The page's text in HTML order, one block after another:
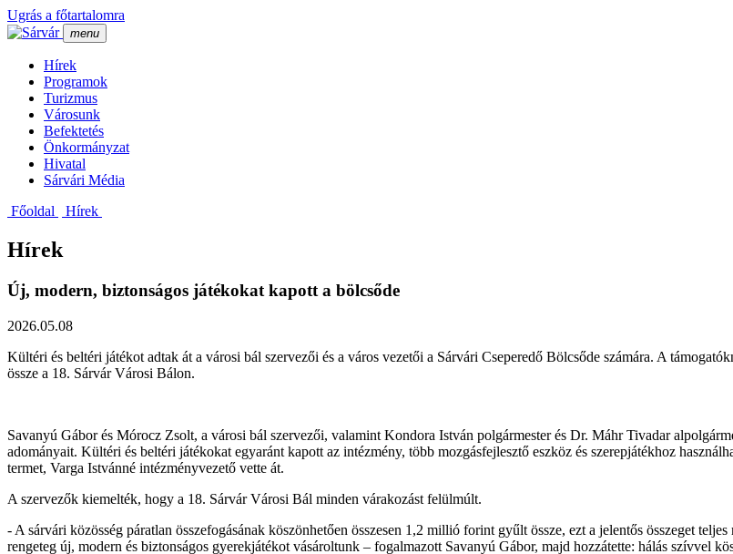
Ugrás a főtartalomra
menu
Hí­rek
Programok
Turizmus
Városunk
Befektetés
Önkormányzat
Hivatal
Sárvári Média
Főoldal
Hí­rek
Hírek
Új, modern, biztonságos játékokat kapott a bölcsőde
2026.05.08
Kültéri és beltéri játékot adtak át a városi bál szervezői és a város vezetői a Sárvári Cseperedő Bölcsőde számára. A
össze a 18. Sárvár Városi Bálon.
Savanyú Gábor és Mórocz Zsolt, a városi bál szervezői, valamint Kondora István polgármester és Dr. Máhr Tivadar
adományait. Kültéri és beltéri játékokat egyaránt kapott az intézmény, több mozgásfejlesztő eszköz és szerepjátékhoz
termet, Varga Istvánné intézményvezető vette át.
A szervezők kiemelték, hogy a 18. Sárvár Városi Bál minden várakozást felülmúlt.
- A sárvári közösség páratlan összefogásának köszönhetően összesen 1,2 millió forint gyűlt össze, ezt a jelentős összeget
rengeteg új, modern és biztonságos gyerekjátékot vásároltunk – fogalmazott Savanyú Gábor, majd hozzátette: hálás szívvel